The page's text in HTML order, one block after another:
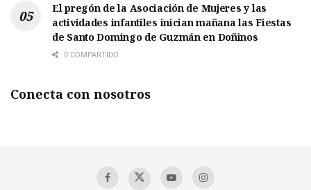
El pregón de la Asociación de Mujeres y las
actividades infantiles inician mañana las Fiestas
de Santo Domingo de Guzmán en Doñinos
0 COMPARTIDO
Conecta con nosotros